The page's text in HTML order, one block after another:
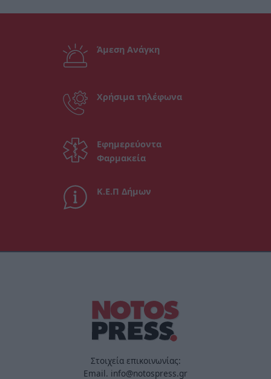
Άμεση Ανάγκη
Χρήσιμα τηλέφωνα
Εφημερεύοντα
Φαρμακεία
Κ.Ε.Π Δήμων
Στοιχεία επικοινωνίας:
Email. info@notospress.gr